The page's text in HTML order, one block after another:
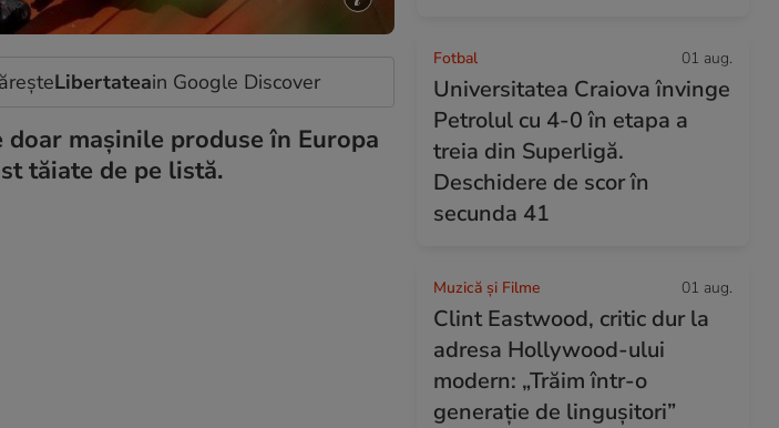
Libertateain Google Discover
mașinile produse în Europa
tăiate de pe listă.
Fotbal 01 aug.
Universitatea Craiova învinge
Petrolul cu 4-0 în etapa a
treia din Superligă.
Deschidere de scor în
secunda 41
Muzică și Filme 01 aug.
Clint Eastwood, critic dur la
adresa Hollywood-ului
modern: „Trăim într-o
generație de lingușitori”